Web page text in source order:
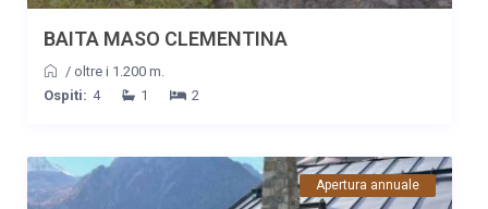
BAITA MASO CLEMENTINA
/ oltre i 1.200 m.
Ospiti: 4 1 2
Apertura annuale